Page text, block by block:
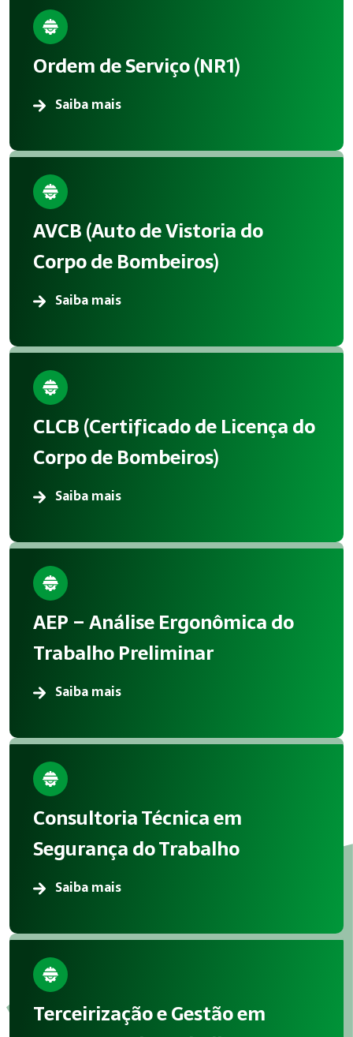
Ordem de Serviço (NR1)
Saiba mais
AVCB (Auto de Vistoria do
Corpo de Bombeiros)
Saiba mais
CLCB (Certificado de Licença do
Corpo de Bombeiros)
Saiba mais
AEP – Análise Ergonômica do
Trabalho Preliminar
Saiba mais
Consultoria Técnica em
Segurança do Trabalho
Saiba mais
Terceirização e Gestão em